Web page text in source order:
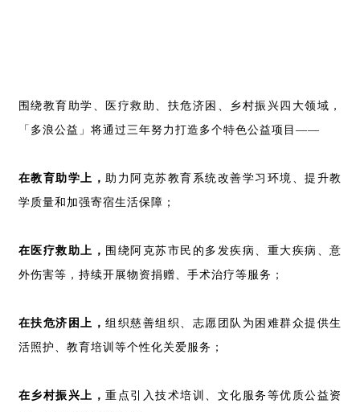
围绕教育助学、医疗救助、扶危济困、乡村振兴四大领域，
「多浪公益」 将通过三年努力打造多个特色公益项目——
在教育助学上，助力阿克苏教育系统改善学习环境、提升教
学质量和加强寄宿生活保障；
在医疗救助上， 围绕阿克苏市民的多发疾病、重大疾病、意
外伤害等，持续开展物资捐赠、手术治疗等服务；
在扶危济困上，组织慈善组织、志愿团队为困难群众提供生
活照护、教育培训等个性化关爱服务；
在乡村振兴上，重点引入技术培训、文化服务等优质公益资